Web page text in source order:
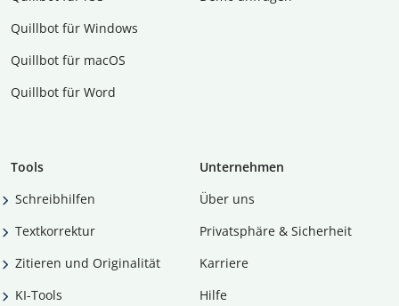
Quillbot für Windows
Quillbot für macOS
Quillbot für Word
Tools
Schreibhilfen
Textkorrektur
Zitieren und Originalität
KI-Tools
Unternehmen
Über uns
Privatsphäre & Sicherheit
Karriere
Hilfe